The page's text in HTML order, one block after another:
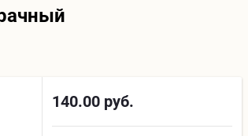
140.00 руб.